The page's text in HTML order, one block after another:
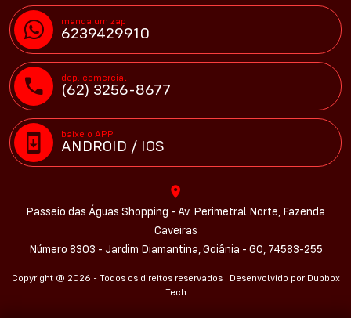
manda um zap
6239429910
dep. comercial
(62) 3256-8677
baixe o APP
ANDROID / IOS
Passeio das Águas Shopping - Av. Perimetral Norte, Fazenda
Caveiras
Número 8303 - Jardim Diamantina, Goiânia - GO, 74583-255
Copyright @ 2026 - Todos os direitos reservados | Desenvolvido por Dubbox
Tech